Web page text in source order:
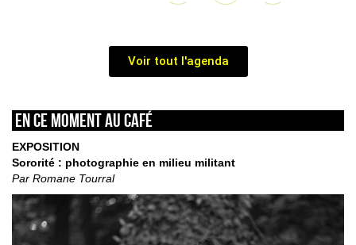
Voir tout l'agenda
En ce moment au café
EXPOSITION
Sororité : photographie en milieu militant
Par Romane Tourral